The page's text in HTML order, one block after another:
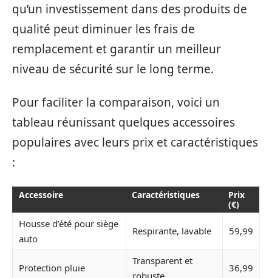
qu’un investissement dans des produits de
qualité peut diminuer les frais de
remplacement et garantir un meilleur
niveau de sécurité sur le long terme.
Pour faciliter la comparaison, voici un
tableau réunissant quelques accessoires
populaires avec leurs prix et caractéristiques
:
Accessoire Caractéristiques
Prix
(€)
Housse d’été pour siège
auto
Respirante, lavable 59,99
Protection pluie
Transparent et
robuste
36,99